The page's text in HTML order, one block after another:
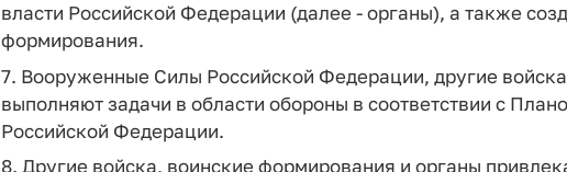
власти Российской Федерации (далее - органы), а также
формирования.
7. Вооруженные Силы Российской Федерации, другие
выполняют задачи в области обороны в соответствии с
Российской Федерации.
8. Другие войска, воинские формирования и органы